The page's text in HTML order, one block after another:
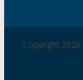
Copyright 2026